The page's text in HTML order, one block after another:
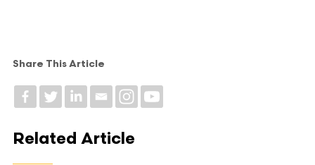
Share This Article
Related Article